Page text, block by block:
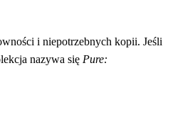
i niepotrzebnych kopii. Jeśli
nazywa się Pure: